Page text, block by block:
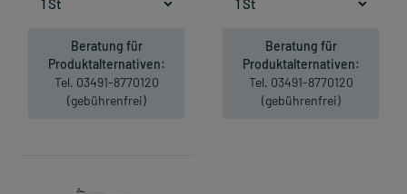
Beratung für
Produktalternativen:
Tel. 03491-8770120
(gebührenfrei)
Beratung für
Produktalternativen:
Tel. 03491-8770120
(gebührenfrei)